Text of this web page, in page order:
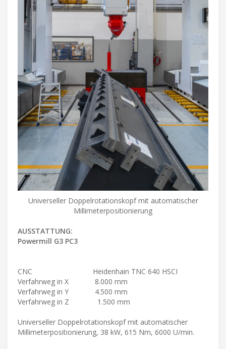
Universeller Doppelrotationskopf mit automatischer
Millimeterpositionierung
AUSSTATTUNG:
Powermill G3 PC3
CNC Heidenhain TNC 640 HSCI
Verfahrweg in X 8.000 mm
Verfahrweg in Y 4.500 mm
Verfahrweg in Z 1.500 mm
Universeller Doppelrotationskopf mit automatischer
Millimeterpositionierung, 38 kW, 615 Nm, 6000 U/min.